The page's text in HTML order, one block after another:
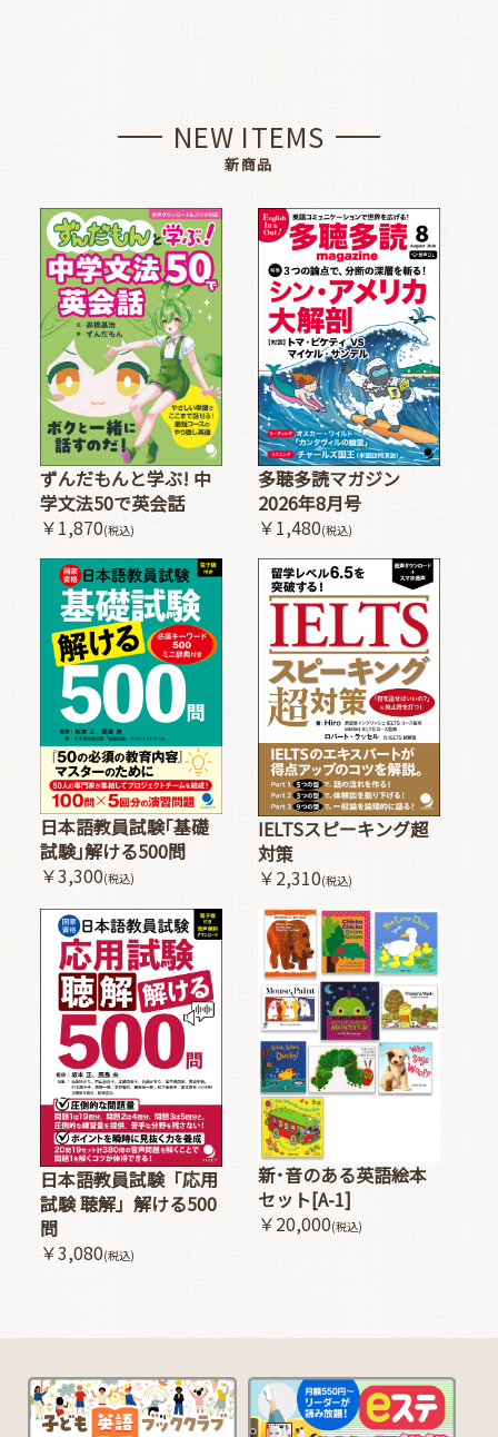
NEW ITEMS
新商品
ずんだもんと学ぶ! 中
学文法50で英会話
￥1,870(税込)
多聴多読マガジン
2026年8月号
￥1,480(税込)
日本語教員試験｢基礎
試験｣解ける500問
￥3,300(税込)
IELTSスピーキング超
対策
￥2,310(税込)
日本語教員試験「応用
試験 聴解」解ける500
問
￥3,080(税込)
新･音のある英語絵本
セット[A-1]
￥20,000(税込)